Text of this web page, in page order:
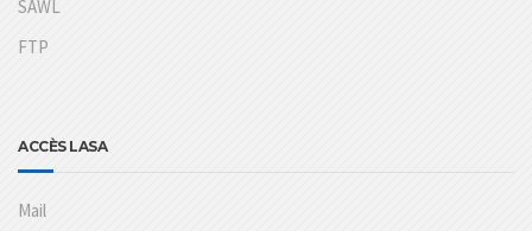
SAWL
FTP
ACCÈS LASA
Mail